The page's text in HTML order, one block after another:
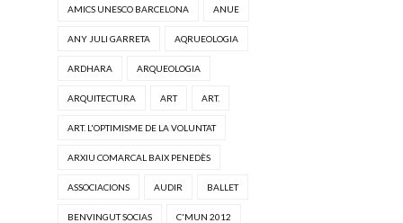
AMICS UNESCO BARCELONA ANUE
ANY JULI GARRETA AQRUEOLOGIA
ARDHARA ARQUEOLOGIA
ARQUITECTURA ART ART.
ART. L'OPTIMISME DE LA VOLUNTAT
ARXIU COMARCAL BAIX PENEDÈS
ASSOCIACIONS AUDIR BALLET
BENVINGUT SOCIAS C'MUN 2012